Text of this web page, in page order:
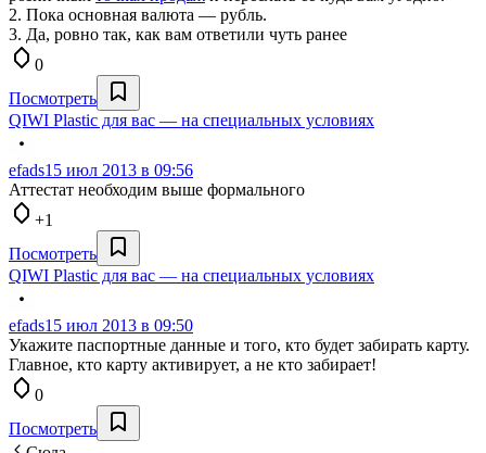
2. Пока основная валюта — рубль.
3. Да, ровно так, как вам ответили чуть ранее
0
Посмотреть
QIWI Plastic для вас — на специальных условиях
efads15 июл 2013 в 09:56
Аттестат необходим выше формального
+1
Посмотреть
QIWI Plastic для вас — на специальных условиях
efads15 июл 2013 в 09:50
Укажите паспортные данные и того, кто будет забирать карту.
Главное, кто карту активирует, а не кто забирает!
0
Посмотреть